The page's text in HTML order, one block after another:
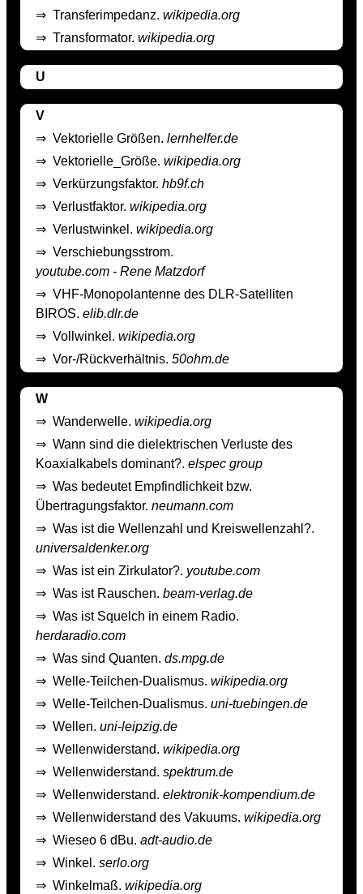
⇒ Transferimpedanz. wikipedia.org
⇒ Transformator. wikipedia.org
U
V
⇒ Vektorielle Größen. lernhelfer.de
⇒ Vektorielle_Größe. wikipedia.org
⇒ Verkürzungsfaktor. hb9f.ch
⇒ Verlustfaktor. wikipedia.org
⇒ Verlustwinkel. wikipedia.org
⇒ Verschiebungsstrom.
youtube.com - Rene Matzdorf
⇒ VHF-Monopolantenne des DLR-Satelliten
BIROS. elib.dlr.de
⇒ Vollwinkel. wikipedia.org
⇒ Vor-/Rückverhältnis. 50ohm.de
W
⇒ Wanderwelle. wikipedia.org
⇒ Wann sind die dielektrischen Verluste des
Koaxialkabels dominant?. elspec group
⇒ Was bedeutet Empfindlichkeit bzw.
Übertragungsfaktor. neumann.com
⇒ Was ist die Wellenzahl und Kreiswellenzahl?.
universaldenker.org
⇒ Was ist ein Zirkulator?. youtube.com
⇒ Was ist Rauschen. beam-verlag.de
⇒ Was ist Squelch in einem Radio.
herdaradio.com
⇒ Was sind Quanten. ds.mpg.de
⇒ Welle-Teilchen-Dualismus. wikipedia.org
⇒ Welle-Teilchen-Dualismus. uni-tuebingen.de
⇒ Wellen. uni-leipzig.de
⇒ Wellenwiderstand. wikipedia.org
⇒ Wellenwiderstand. spektrum.de
⇒ Wellenwiderstand. elektronik-kompendium.de
⇒ Wellenwiderstand des Vakuums. wikipedia.org
⇒ Wieseo 6 dBu. adt-audio.de
⇒ Winkel. serlo.org
⇒ Winkelmaß. wikipedia.org